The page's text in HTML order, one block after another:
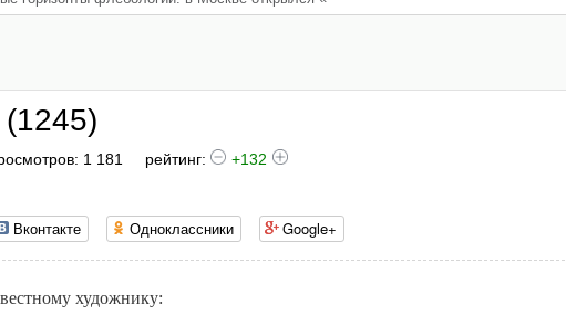
1 181 рейтинг: +132
Вконтакте Одноклассники Google+
художнику: